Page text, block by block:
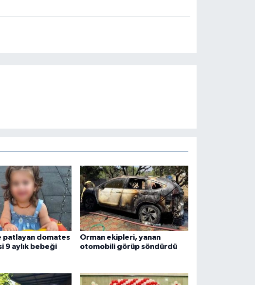
patlayan domates
9 aylık bebeği
Orman ekipleri, yanan
otomobili görüp söndürdü